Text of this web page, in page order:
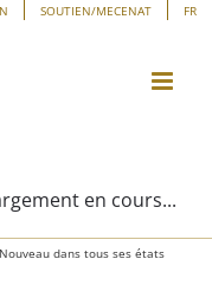
SOUTIEN/MECENAT
FR
en cours...
dans tous ses états